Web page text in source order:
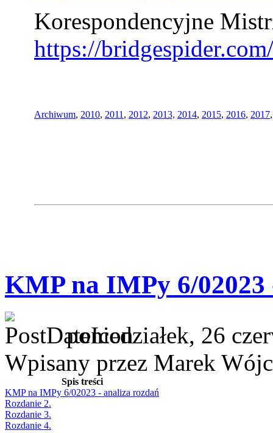
Korespondencyjne
https://
Archiwum, 2010, 2011 , 2012, 2013, 2014, 2015, 2016, 2017
KMP na IMPy 6/02023
poniedziałek, 26
Wpisany przez Marek
Spis treści
KMP na IMPy 6/02023 - analiza rozdań
Rozdanie 2.
Rozdanie 3.
Rozdanie 4.